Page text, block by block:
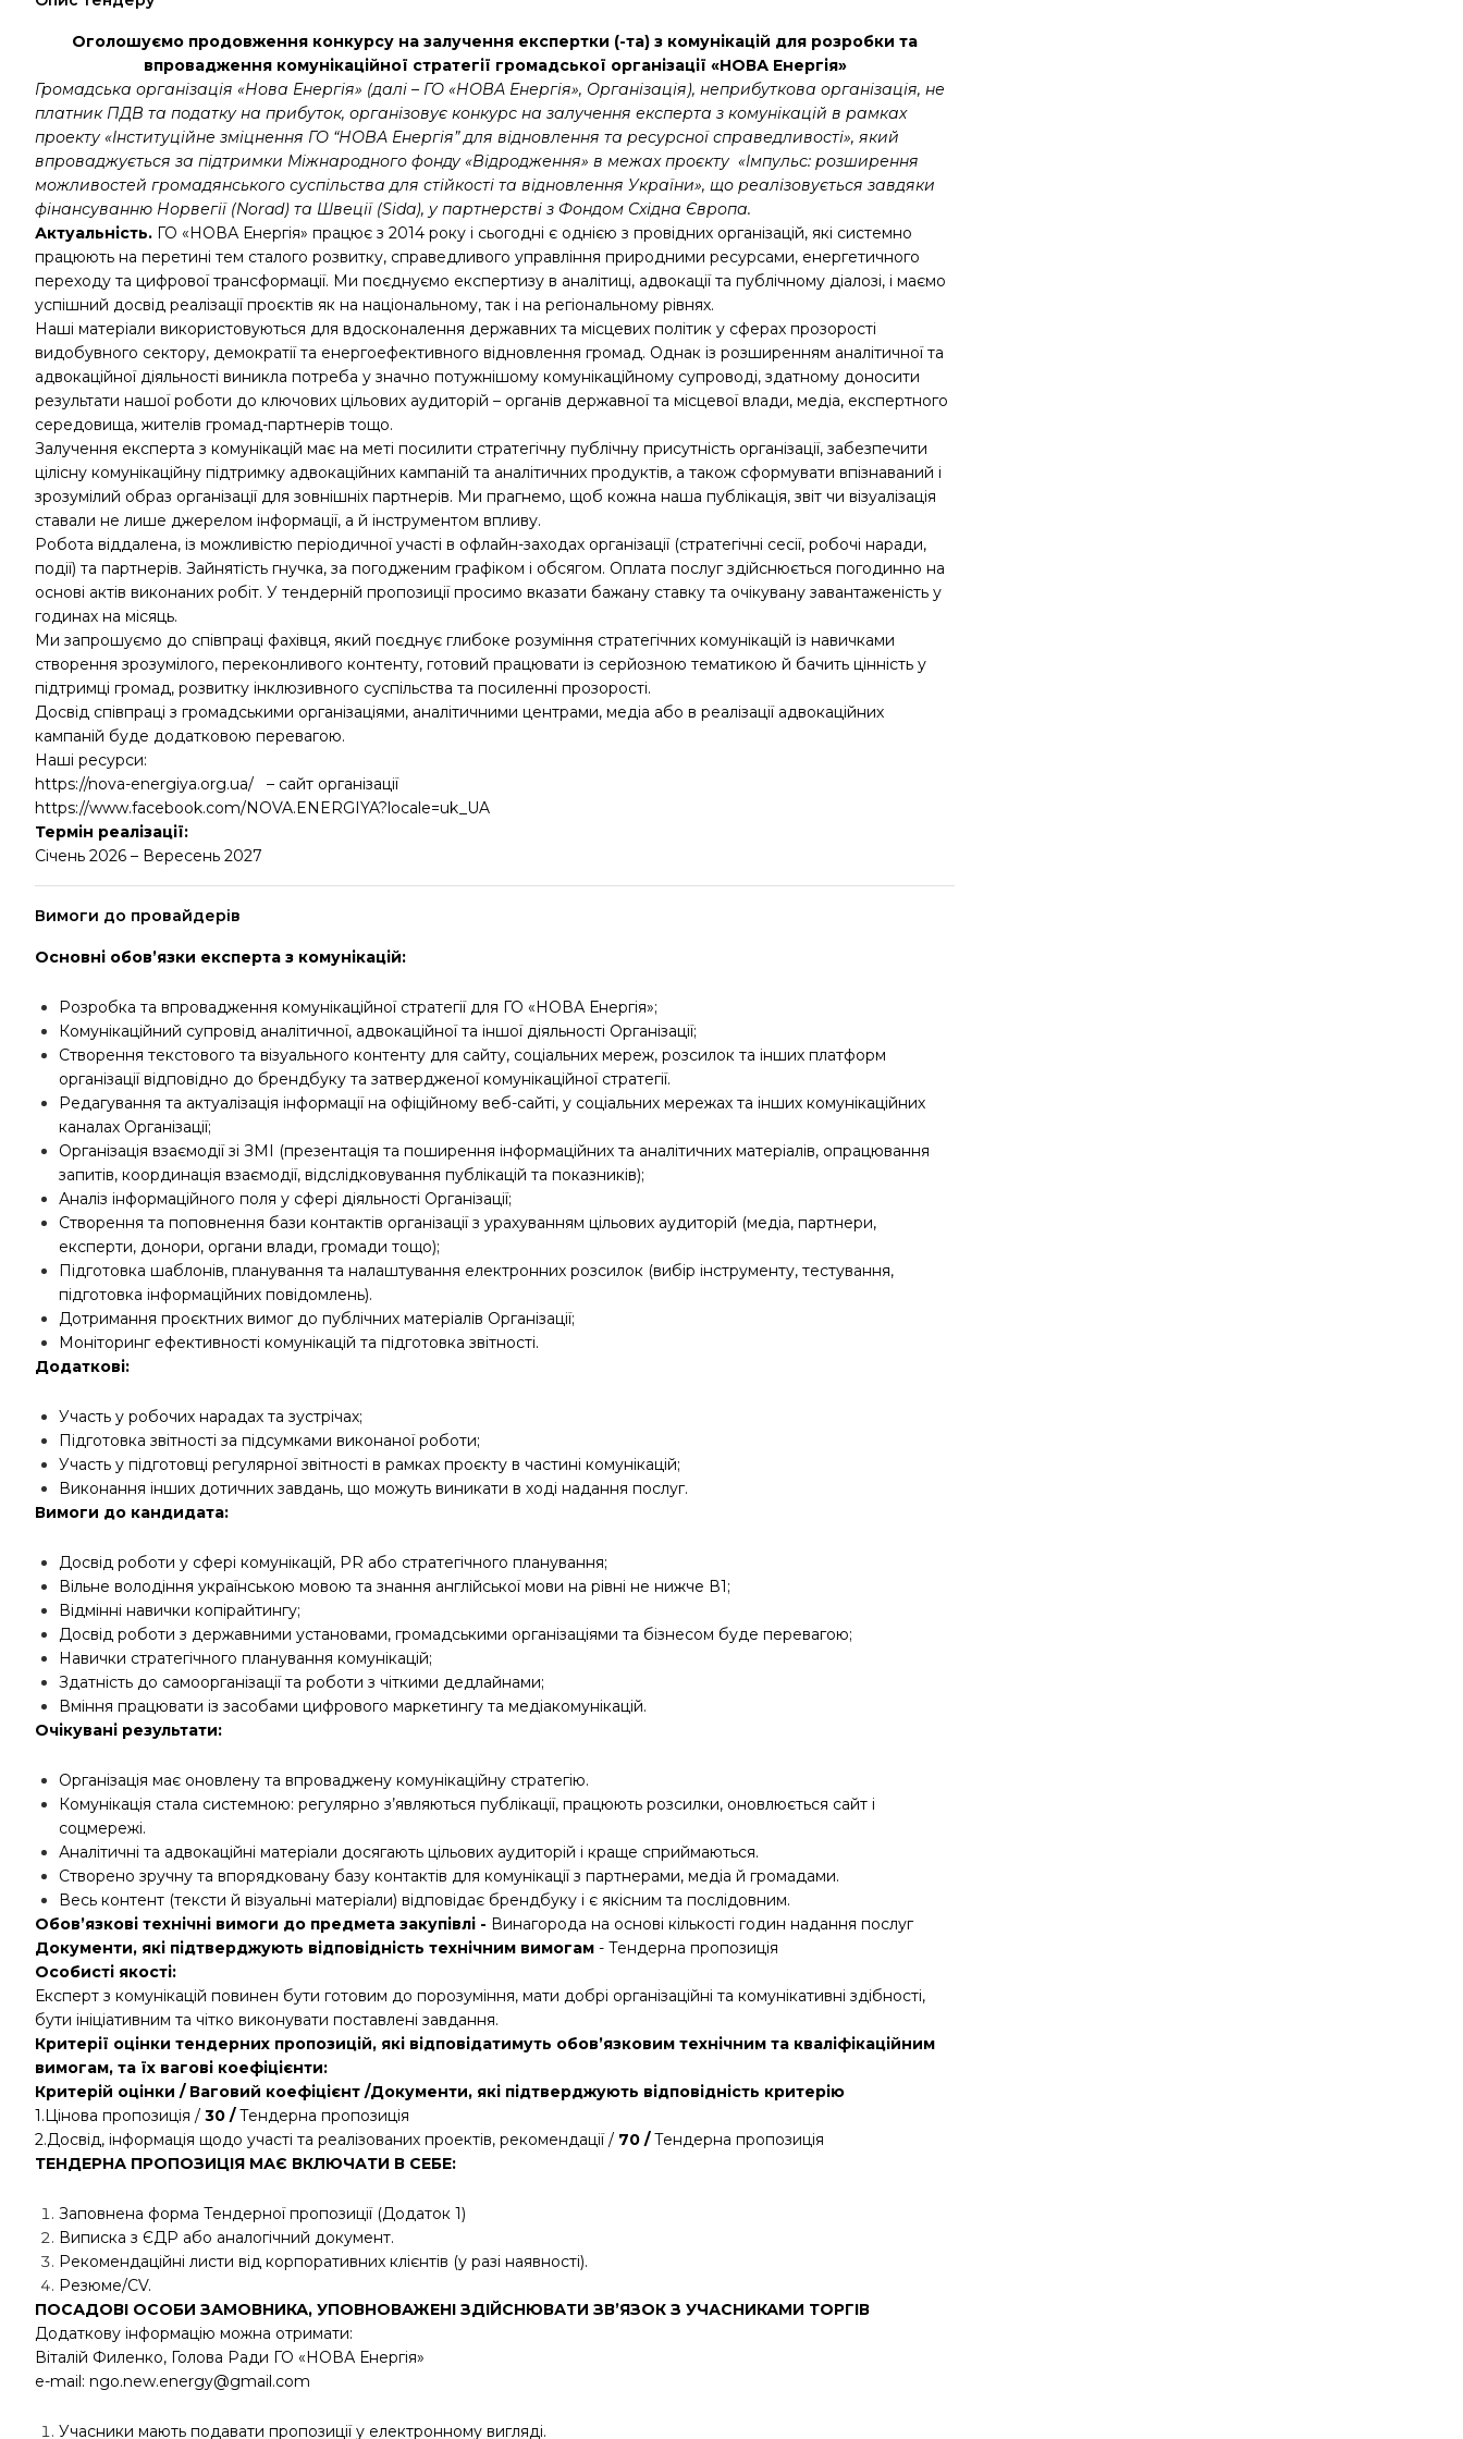
Оголошуємо продовження конкурсу на залучення експертки (-та) з комунікацій для розробки та
впровадження комунікаційної стратегії громадської організації «НОВА Енергія»
Громадська організація «Нова Енергія» (далі – ГО «НОВА Енергія», Організація), неприбуткова організація, не
платник ПДВ та податку на прибуток, організовує конкурс на залучення експерта з комунікацій в рамках
проекту «Інституційне зміцнення ГО “НОВА Енергія” для відновлення та ресурсної справедливості», який
впроваджується за підтримки Міжнародного фонду «Відродження» в межах проєкту «Імпульс: розширення
можливостей громадянського суспільства для стійкості та відновлення України», що реалізовується завдяки
фінансуванню Норвегії (Norad) та Швеції (Sida), у партнерстві з Фондом Східна Європа.
Актуальність. ГО «НОВА Енергія» працює з 2014 року і сьогодні є однією з провідних організацій, які системно
працюють на перетині тем сталого розвитку, справедливого управління природними ресурсами, енергетичного
переходу та цифрової трансформації. Ми поєднуємо експертизу в аналітиці, адвокації та публічному діалозі, і маємо
успішний досвід реалізації проєктів як на національному, так і на регіональному рівнях.
Наші матеріали використовуються для вдосконалення державних та місцевих політик у сферах прозорості
видобувного сектору, демократії та енергоефективного відновлення громад. Однак із розширенням аналітичної та
адвокаційної діяльності виникла потреба у значно потужнішому комунікаційному супроводі, здатному доносити
результати нашої роботи до ключових цільових аудиторій – органів державної та місцевої влади, медіа, експертного
середовища, жителів громад-партнерів тощо.
Залучення експерта з комунікацій має на меті посилити стратегічну публічну присутність організації, забезпечити
цілісну комунікаційну підтримку адвокаційних кампаній та аналітичних продуктів, а також сформувати впізнаваний і
зрозумілий образ організації для зовнішніх партнерів. Ми прагнемо, щоб кожна наша публікація, звіт чи візуалізація
ставали не лише джерелом інформації, а й інструментом впливу.
Робота віддалена, із можливістю періодичної участі в офлайн-заходах організації (стратегічні сесії, робочі наради,
події) та партнерів. Зайнятість гнучка, за погодженим графіком і обсягом. Оплата послуг здійснюється погодинно на
основі актів виконаних робіт. У тендерній пропозиції просимо вказати бажану ставку та очікувану завантаженість у
годинах на місяць.
Ми запрошуємо до співпраці фахівця, який поєднує глибоке розуміння стратегічних комунікацій із навичками
створення зрозумілого, переконливого контенту, готовий працювати із серйозною тематикою й бачить цінність у
підтримці громад, розвитку інклюзивного суспільства та посиленні прозорості.
Досвід співпраці з громадськими організаціями, аналітичними центрами, медіа або в реалізації адвокаційних
кампаній буде додатковою перевагою.
Наші ресурси:
https://nova-energiya.org.ua/ – сайт організації
https://www.facebook.com/NOVA.ENERGIYA?locale=uk_UA
Термін реалізації:
Січень 2026 – Вересень 2027
Вимоги до провайдерів
Основні обов’язки експерта з комунікацій:
Розробка та впровадження комунікаційної стратегії для ГО «НОВА Енергія»;
Комунікаційний супровід аналітичної, адвокаційної та іншої діяльності Організації;
Створення текстового та візуального контенту для сайту, соціальних мереж, розсилок та інших платформ
організації відповідно до брендбуку та затвердженої комунікаційної стратегії.
Редагування та актуалізація інформації на офіційному веб-сайті, у соціальних мережах та інших комунікаційних
каналах Організації;
Організація взаємодії зі ЗМІ (презентація та поширення інформаційних та аналітичних матеріалів, опрацювання
запитів, координація взаємодії, відслідковування публікацій та показників);
Аналіз інформаційного поля у сфері діяльності Організації;
Створення та поповнення бази контактів організації з урахуванням цільових аудиторій (медіа, партнери,
експерти, донори, органи влади, громади тощо);
Підготовка шаблонів, планування та налаштування електронних розсилок (вибір інструменту, тестування,
підготовка інформаційних повідомлень).
Дотримання проєктних вимог до публічних матеріалів Організації;
Моніторинг ефективності комунікацій та підготовка звітності.
Додаткові:
Участь у робочих нарадах та зустрічах;
Підготовка звітності за підсумками виконаної роботи;
Участь у підготовці регулярної звітності в рамках проєкту в частині комунікацій;
Виконання інших дотичних завдань, що можуть виникати в ході надання послуг.
Вимоги до кандидата:
Досвід роботи у сфері комунікацій, PR або стратегічного планування;
Вільне володіння українською мовою та знання англійської мови на рівні не нижче В1;
Відмінні навички копірайтингу;
Досвід роботи з державними установами, громадськими організаціями та бізнесом буде перевагою;
Навички стратегічного планування комунікацій;
Здатність до самоорганізації та роботи з чіткими дедлайнами;
Вміння працювати із засобами цифрового маркетингу та медіакомунікацій.
Очікувані результати:
Організація має оновлену та впроваджену комунікаційну стратегію.
Комунікація стала системною: регулярно з’являються публікації, працюють розсилки, оновлюється сайт і
соцмережі.
Аналітичні та адвокаційні матеріали досягають цільових аудиторій і краще сприймаються.
Створено зручну та впорядковану базу контактів для комунікації з партнерами, медіа й громадами.
Весь контент (тексти й візуальні матеріали) відповідає брендбуку і є якісним та послідовним.
Обов’язкові технічні вимоги до предмета закупівлі - Винагорода на основі кількості годин надання послуг
Документи, які підтверджують відповідність технічним вимогам - Тендерна пропозиція
Особисті якості:
Експерт з комунікацій повинен бути готовим до порозуміння, мати добрі організаційні та комунікативні здібності,
бути ініціативним та чітко виконувати поставлені завдання.
Критерії оцінки тендерних пропозицій, які відповідатимуть обов’язковим технічним та кваліфікаційним
вимогам, та їх вагові коефіцієнти:
Критерій оцінки / Ваговий коефіцієнт /Документи, які підтверджують відповідність критерію
1.Цінова пропозиція / 30 /Тендерна пропозиція
2.Досвід, інформація щодо участі та реалізованих проектів, рекомендації / 70 /Тендерна пропозиція
ТЕНДЕРНА ПРОПОЗИЦІЯ МАЄ ВКЛЮЧАТИ В СЕБЕ:
Заповнена форма Тендерної пропозиції (Додаток 1)
Виписка з ЄДР або аналогічний документ.
Рекомендаційні листи від корпоративних клієнтів (у разі наявності).
Резюме/CV.
ПОСАДОВІ ОСОБИ ЗАМОВНИКА, УПОВНОВАЖЕНІ ЗДІЙСНЮВАТИ ЗВ’ЯЗОК З УЧАСНИКАМИ ТОРГІВ
Додаткову інформацію можна отримати:
Віталій Филенко, Голова Ради ГО «НОВА Енергія»
е-mail: ngo.new.energy@gmail.com
Учасники мають подавати пропозиції у електронному вигляді.